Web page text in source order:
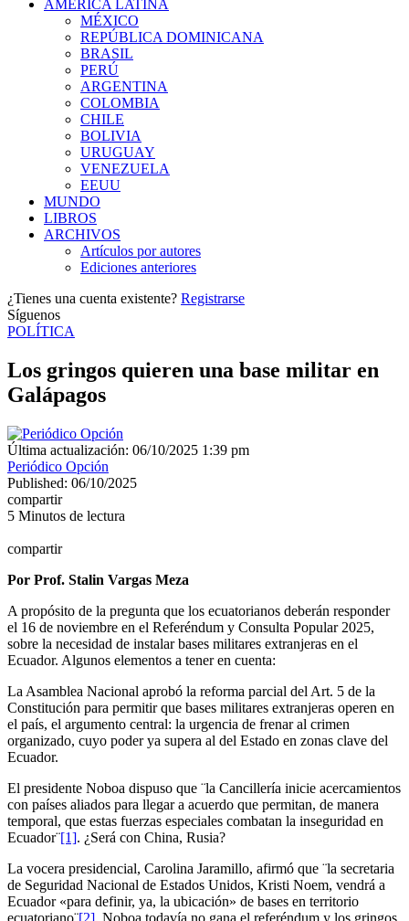
AMÉRICA LATINA
MÉXICO
REPÚBLICA DOMINICANA
BRASIL
PERÚ
ARGENTINA
COLOMBIA
CHILE
BOLIVIA
URUGUAY
VENEZUELA
EEUU
MUNDO
LIBROS
ARCHIVOS
Artículos por autores
Ediciones anteriores
¿Tienes una cuenta existente? Registrarse
Síguenos
POLÍTICA
Los gringos quieren una base militar en
Galápagos
Última actualización: 06/10/2025 1:39 pm
Periódico Opción
Published: 06/10/2025
compartir
5 Minutos de lectura
compartir
Por Prof. Stalin Vargas Meza
A propósito de la pregunta que los ecuatorianos deberán responder
el 16 de noviembre en el Referéndum y Consulta Popular 2025,
sobre la necesidad de instalar bases militares extranjeras en el
Ecuador. Algunos elementos a tener en cuenta:
La Asamblea Nacional aprobó la reforma parcial del Art. 5 de la
Constitución para permitir que bases militares extranjeras operen en
el país, el argumento central: la urgencia de frenar al crimen
organizado, cuyo poder ya supera al del Estado en zonas clave del
Ecuador.
El presidente Noboa dispuso que ¨la Cancillería inicie acercamientos
con países aliados para llegar a acuerdo que permitan, de manera
temporal, que estas fuerzas especiales combatan la inseguridad en
Ecuador¨[1]. ¿Será con China, Rusia?
La vocera presidencial, Carolina Jaramillo, afirmó que ¨la secretaria
de Seguridad Nacional de Estados Unidos, Kristi Noem, vendrá a
Ecuador «para definir, ya, la ubicación» de bases en territorio
ecuatoriano¨[2]. Noboa todavía no gana el referéndum y los gringos